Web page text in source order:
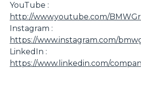
YouTube :
http://www.youtube.com/
Instagram :
https://www.instagram.com/
LinkedIn :
https://www.linkedin.com/